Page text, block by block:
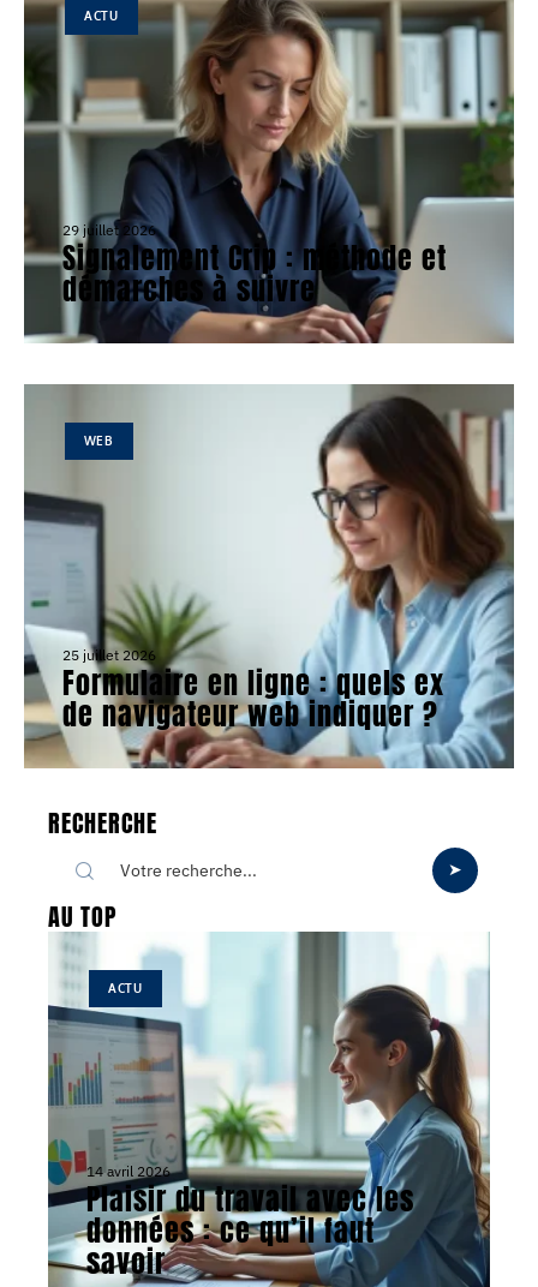
ACTU
29 juillet 2026
Signalement Crip : méthode et
démarches à suivre
WEB
25 juillet 2026
Formulaire en ligne : quels ex
de navigateur web indiquer ?
RECHERCHE
AU TOP
ACTU
14 avril 2026
Plaisir du travail avec les
données : ce qu’il faut
savoir